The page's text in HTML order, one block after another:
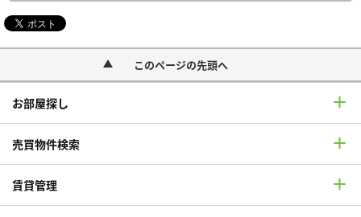
このページの先頭へ
お部屋探し
売買物件検索
賃貸管理